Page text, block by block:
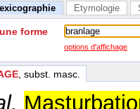
Etymologie
forme
options d'affichage
, subst. masc.